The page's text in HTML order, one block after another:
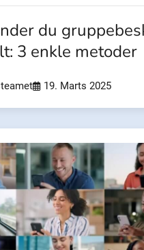
du
3 enkle metoder
19. Marts 2025